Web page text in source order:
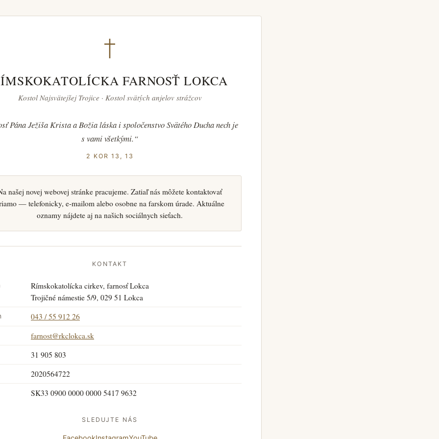
FARNOSŤ LOKCA
Kostol Najsvätejšej Trojice · Kostol svätých anjelov strážcov
Pána Ježiša Krista a Božia láska i spoločenstvo Svätého Ducha nech je
s vami všetkými.“
2 KOR 13, 13
našej novej webovej stránke pracujeme. Zatiaľ nás môžete kontaktovať
— telefonicky, e-mailom alebo osobne na farskom úrade. Aktuálne
oznamy nájdete aj na našich sociálnych sieťach.
KONTAKT
Rímskokatolícka cirkev, farnosť Lokca
Trojičné námestie 5/9, 029 51 Lokca
043 / 55 912 26
farnost@rkclokca.sk
31 905 803
2020564722
SK33 0900 0000 0000 5417 9632
SLEDUJTE NÁS